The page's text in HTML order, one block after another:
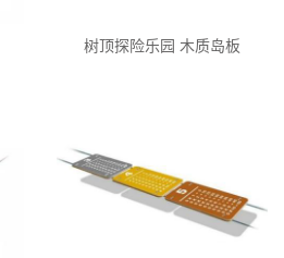
树顶探险乐园 木质岛板